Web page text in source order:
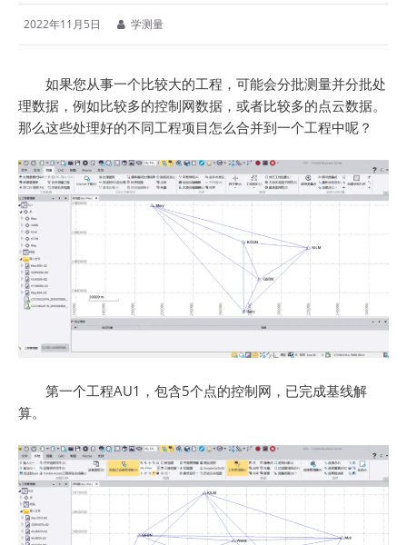
2022年11月5日 学测量
如果您从事一个比较大的工程，可能会分批测量并分批处
理数据，例如比较多的控制网数据，或者比较多的点云数据。
那么这些处理好的不同工程项目怎么合并到一个工程中呢？
第一个工程AU1，包含5个点的控制网，已完成基线解
算。